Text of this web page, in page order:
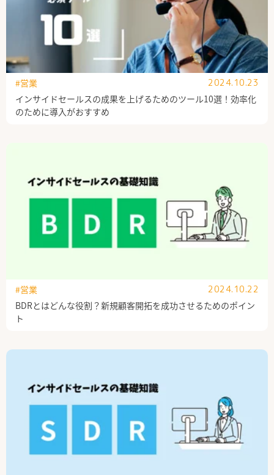
インサイドセールスの成果を上げるためのツール10選！効率化
のために導入がおすすめ
#営業 2024.10.23
BDRとはどんな役割？新規顧客開拓を成功させるためのポイン
ト
#営業 2024.10.22